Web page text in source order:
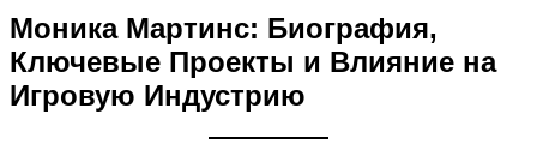
Моника Мартинс: Биография,
Ключевые Проекты и Влияние на
Игровую Индустрию